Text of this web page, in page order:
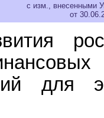
с изм., внесенными
от
для